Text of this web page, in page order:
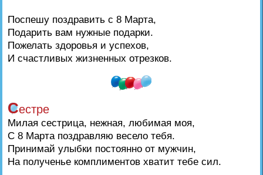
Поспешу поздравить с 8 Марта,
Подарить вам нужные подарки.
Пожелать здоровья и успехов,
И счастливых жизненных отрезков.
Сестре
Милая сестрица, нежная, любимая моя,
С 8 Марта поздравляю весело тебя.
Принимай улыбки постоянно от мужчин,
На полученье комплиментов хватит тебе сил.